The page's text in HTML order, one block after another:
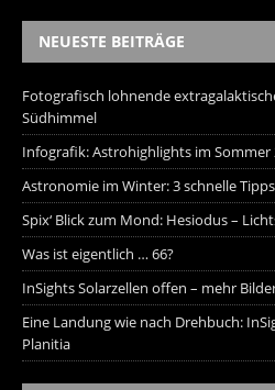
NEUESTE BEITRÄGE
Fotografisch lohnende
Südhimmel
Infografik: Astrohighlights im Sommer
Astronomie im Winter: 3 schnelle
Spix‘ Blick zum Mond: Hesiodus –
Was ist eigentlich … 66?
InSights Solarzellen offen – mehr
Eine Landung wie nach Drehbuch:
Planitia